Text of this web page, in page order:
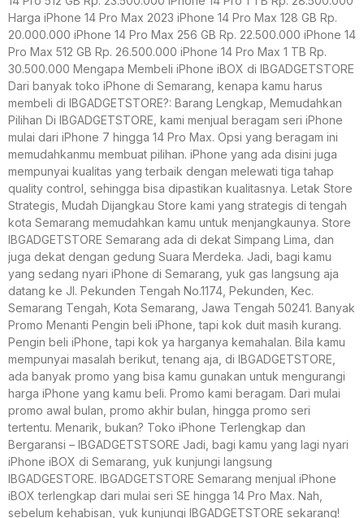
Harga iPhone 14 Pro Max 2023 iPhone 14 Pro Max 128 GB Rp.
20.000.000 iPhone 14 Pro Max 256 GB Rp. 22.500.000 iPhone 14
Pro Max 512 GB Rp. 26.500.000 iPhone 14 Pro Max 1 TB Rp.
30.500.000 Mengapa Membeli iPhone iBOX di IBGADGETSTORE
Dari banyak toko iPhone di Semarang, kenapa kamu harus
membeli di IBGADGETSTORE?: Barang Lengkap, Memudahkan
Pilihan Di IBGADGETSTORE, kami menjual beragam seri iPhone
mulai dari iPhone 7 hingga 14 Pro Max. Opsi yang beragam ini
memudahkanmu membuat pilihan. iPhone yang ada disini juga
mempunyai kualitas yang terbaik dengan melewati tiga tahap
quality control, sehingga bisa dipastikan kualitasnya. Letak Store
Strategis, Mudah Dijangkau Store kami yang strategis di tengah
kota Semarang memudahkan kamu untuk menjangkaunya. Store
IBGADGETSTORE Semarang ada di dekat Simpang Lima, dan
juga dekat dengan gedung Suara Merdeka. Jadi, bagi kamu
yang sedang nyari iPhone di Semarang, yuk gas langsung aja
datang ke Jl. Pekunden Tengah No.1174, Pekunden, Kec.
Semarang Tengah, Kota Semarang, Jawa Tengah 50241. Banyak
Promo Menanti Pengin beli iPhone, tapi kok duit masih kurang.
Pengin beli iPhone, tapi kok ya harganya kemahalan. Bila kamu
mempunyai masalah berikut, tenang aja, di IBGADGETSTORE,
ada banyak promo yang bisa kamu gunakan untuk mengurangi
harga iPhone yang kamu beli. Promo kami beragam. Dari mulai
promo awal bulan, promo akhir bulan, hingga promo seri
tertentu. Menarik, bukan? Toko iPhone Terlengkap dan
Bergaransi – IBGADGETSTSORE Jadi, bagi kamu yang lagi nyari
iPhone iBOX di Semarang, yuk kunjungi langsung
IBGADGESTORE. IBGADGETSTORE Semarang menjual iPhone
iBOX terlengkap dari mulai seri SE hingga 14 Pro Max. Nah,
sebelum kehabisan, yuk kunjungi IBGADGETSTORE sekarang!